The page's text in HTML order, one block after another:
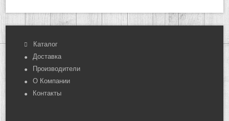
Каталог
Доставка
Производители
О Компании
Контакты